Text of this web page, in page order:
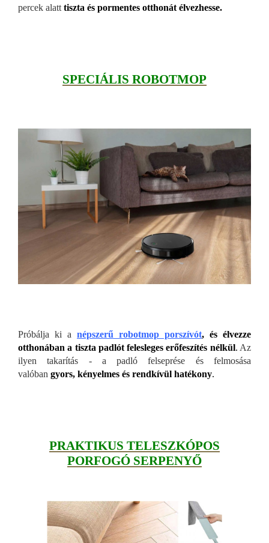
percek alatt tiszta és pormentes otthonát élvezhesse.
SPECIÁLIS ROBOTMOP
Próbálja ki a népszerű robotmop porszívót, és élvezze
otthonában a tiszta padlót felesleges erőfeszítés nélkül. Az
ilyen takarítás - a padló felseprése és felmosása
valóban gyors, kényelmes és rendkívül hatékony.
PRAKTIKUS TELESZKÓPOS
PORFOGÓ SERPENYŐ